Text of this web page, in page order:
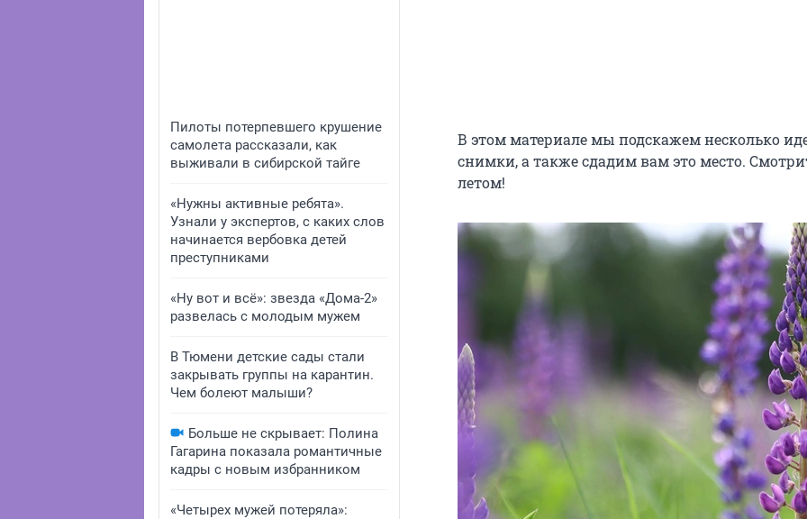
Пилоты потерпевшего крушение
самолета рассказали, как
выживали в сибирской тайге
«Нужны активные ребята».
Узнали у экспертов, с каких слов
начинается вербовка детей
преступниками
«Ну вот и всё»: звезда «Дома-2»
развелась с молодым мужем
В Тюмени детские сады стали
закрывать группы на карантин.
Чем болеют малыши?
Больше не скрывает: Полина
Гагарина показала романтичные
кадры с новым избранником
«Четырех мужей потеряла»:
В этом материале мы подскажем несколько
снимки, а также сдадим вам это место.
летом!